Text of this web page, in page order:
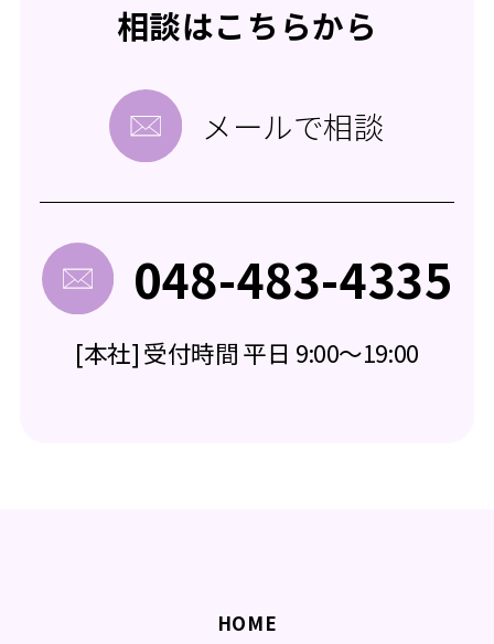
相談はこちらから
メールで相談
048-483-4335
[本社] 受付時間 平日 9:00～19:00
HOME